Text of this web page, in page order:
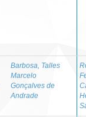
Barbosa, Talles
Marcelo
Gonçalves de
Andrade